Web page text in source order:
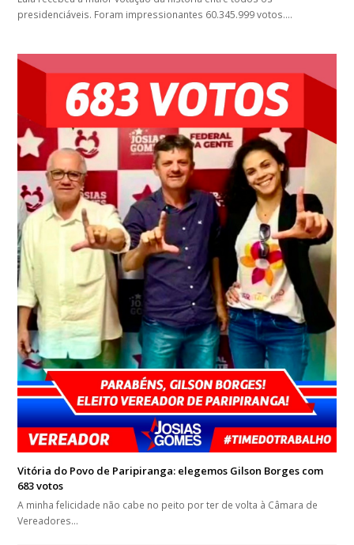
presidenciáveis. Foram impressionantes 60.345.999 votos.…
Vitória do Povo de Paripiranga: elegemos Gilson Borges com
683 votos
A minha felicidade não cabe no peito por ter de volta à Câmara de
Vereadores…